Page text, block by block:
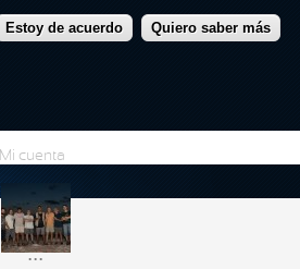
Estoy de acuerdo Quiero saber más
Mi cuenta
...